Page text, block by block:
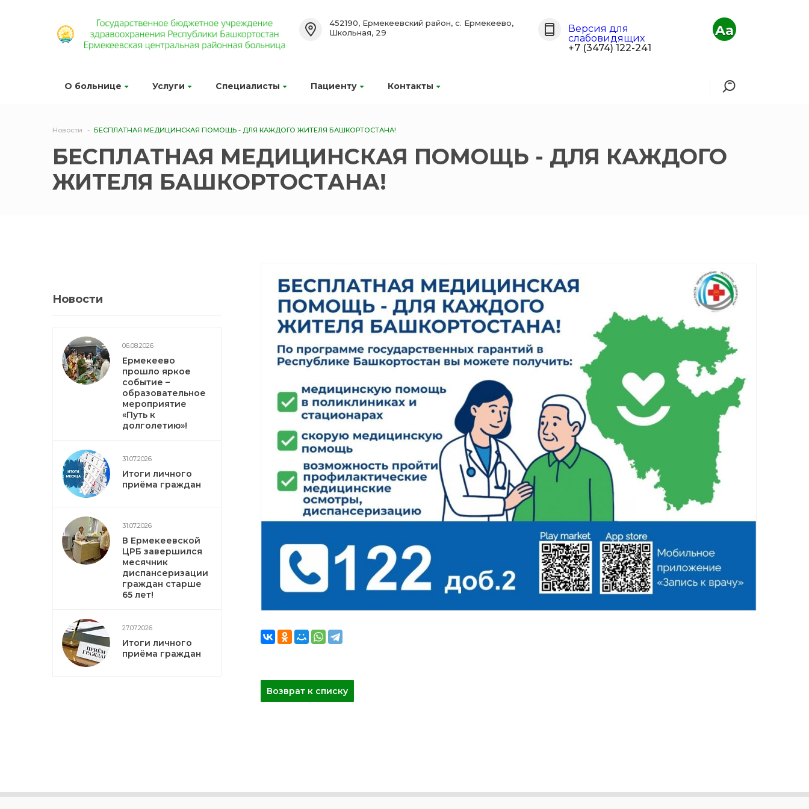
О больнице Услуги Специалисты Пациенту Контакты
452190, Ермекеевский район, с. Ермекеево,
Школьная, 29
Версия для
слабовидящих
+7 (3474) 122-241
Aa
Новости БЕСПЛАТНАЯ МЕДИЦИНСКАЯ ПОМОЩЬ - ДЛЯ КАЖДОГО ЖИТЕЛЯ БАШКОРТОСТАНА!
БЕСПЛАТНАЯ МЕДИЦИНСКАЯ ПОМОЩЬ - ДЛЯ КАЖДОГО
ЖИТЕЛЯ БАШКОРТОСТАНА!
Новости
06.08.2026
Ермекеево
прошло яркое
событие –
образовательное
мероприятие
«Путь к
долголетию»!
31.07.2026
Итоги личного
приёма граждан
31.07.2026
В Ермекеевской
ЦРБ завершился
месячник
диспансеризации
граждан старше
65 лет!
27.07.2026
Итоги личного
приёма граждан
Возврат к списку